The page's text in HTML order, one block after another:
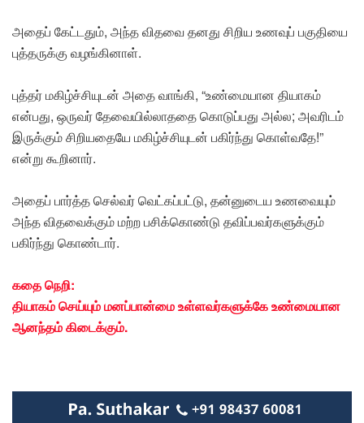
அதைப் கேட்டதும், அந்த விதவை தனது சிறிய உணவுப் பகுதியை
புத்தருக்கு வழங்கினாள்.
புத்தர் மகிழ்ச்சியுடன் அதை வாங்கி, “உண்மையான தியாகம்
என்பது, ஒருவர் தேவையில்லாததை கொடுப்பது அல்ல; அவரிடம்
இருக்கும் சிறியதையே மகிழ்ச்சியுடன் பகிர்ந்து கொள்வதே!”
என்று கூறினார்.
அதைப் பார்த்த செல்வர் வெட்கப்பட்டு, தன்னுடைய உணவையும்
அந்த விதவைக்கும் மற்ற பசிக்கொண்டு தவிப்பவர்களுக்கும்
பகிர்ந்து கொண்டார்.
கதை நெறி:
தியாகம் செய்யும் மனப்பான்மை உள்ளவர்களுக்கே உண்மையான
ஆனந்தம் கிடைக்கும்.